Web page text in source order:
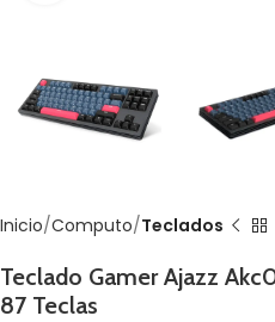
Inicio Computo Teclados
Teclado Gamer Ajazz
87 Teclas